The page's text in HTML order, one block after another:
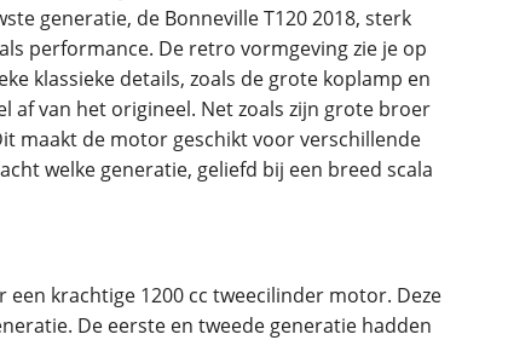
generatie, de Bonneville T120 2018, sterk
performance. De retro vormgeving zie je op
klassieke details, zoals de grote koplamp en
af van het origineel. Net zoals zijn grote broer
maakt de motor geschikt voor verschillende
welke generatie, geliefd bij een breed scala
krachtige 1200 cc tweecilinder motor. Deze
De eerste en tweede generatie hadden